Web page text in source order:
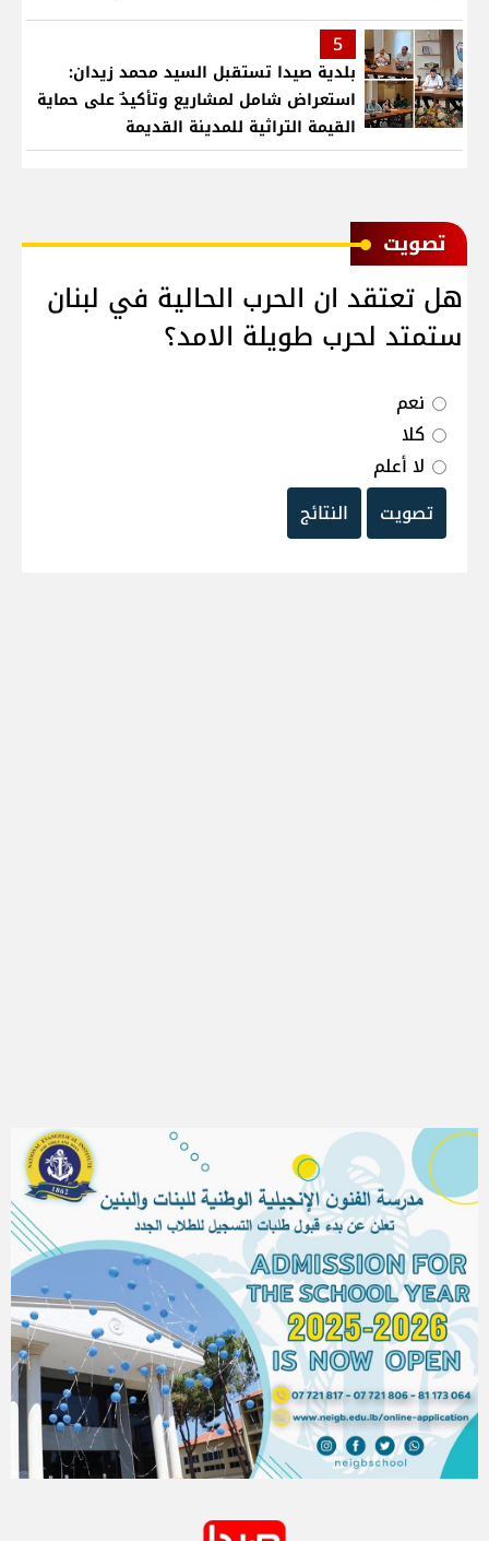
5
بلدية صيدا تستقبل السيد محمد زيدان:
استعراض شامل لمشاريع وتأكيدٌ على حماية
القيمة التراثية للمدينة القديمة
ﺗﺼﻮﻳﺖ
هل تعتقد ان الحرب الحالية في لبنان
ستمتد لحرب طويلة الامد؟
نعم
كلا
لا أعلم
تصويت
النتائج